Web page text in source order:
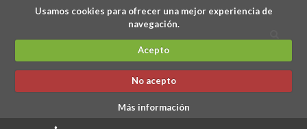
Usamos cookies para ofrecer una mejor experiencia de
navegación.
Acepto
No acepto
Más información